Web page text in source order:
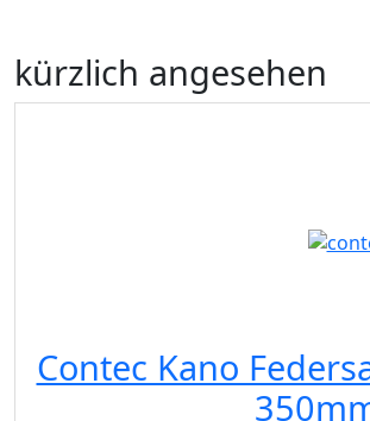
kürzlich angesehen
Contec Kano